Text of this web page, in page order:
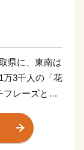
県に、東南は
万3千人の「花
レーズとし
化、伝統を有
景と、四季を